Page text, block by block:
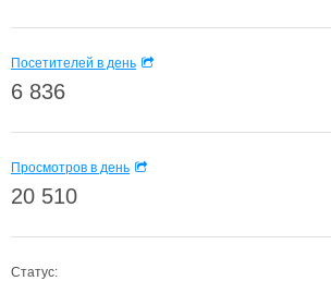
Посетителей в день
6 836
Просмотров в день
20 510
Статус: